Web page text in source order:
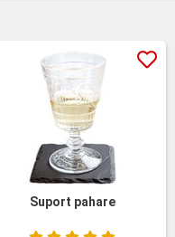
Suport pahare